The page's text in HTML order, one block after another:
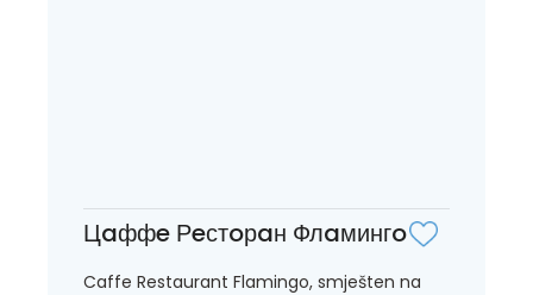
Цaффe Рeстoрaн Флaмингo
Caffe Restaurant Flamingo, smješten na